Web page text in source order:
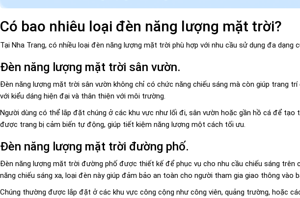
Có bao nhiêu loại đèn năng lượng mặt trời?
Tại Nha Trang, có nhiều loại đèn năng lượng mặt trời phù hợp với nhu cầu sử dụng đa dạng
Đèn năng lượng mặt trời sân vườn.
Đèn năng lượng mặt trời sân vườn không chỉ có chức năng chiếu sáng mà còn giúp trang
với kiểu dáng hiện đại và thân thiện với môi trường.
Người dùng có thể lắp đặt chúng ở các khu vực như lối đi, sân vườn hoặc gần hồ cá để
được trang bị cảm biến tự động, giúp tiết kiệm năng lượng một cách tối ưu.
Đèn năng lượng mặt trời đường phố.
Đèn năng lượng mặt trời đường phố được thiết kế để phục vụ cho nhu cầu chiếu sáng
năng chiếu sáng xa, loại đèn này giúp đảm bảo an toàn cho người tham gia giao thông vào
Chúng thường được lắp đặt ở các khu vực công cộng như công viên, quảng trường, hoặc